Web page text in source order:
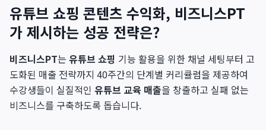
유튜브 쇼핑 콘텐츠 수익화, 비즈니스PT
가 제시하는 성공 전략은?
비즈니스PT는 유튜브 쇼핑 기능 활용을 위한 채널 세팅부터 고
도화된 매출 전략까지 40주간의 단계별 커리큘럼을 제공하여
수강생들이 실질적인 유튜브 교육 매출을 창출하고 실패 없는
비즈니스를 구축하도록 돕습니다.